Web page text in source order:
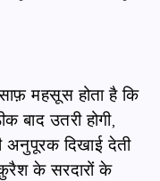
महसूस होता है कि
उतरी होगी,
दिखाई देती
के सरदारों के